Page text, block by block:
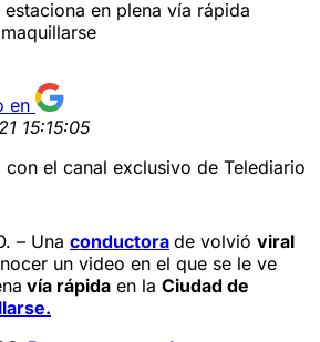
en plena vía rápida
en
15:15:05
el canal exclusivo de Telediario
– Una conductora de volvió viral
un video en el que se le ve
vía rápida en la Ciudad de